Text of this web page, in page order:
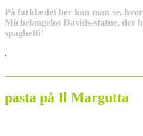
På forklædet her kan man se,
Michelangelos Davids-statue, der
spaghetti!
.
pasta på Il Margutta